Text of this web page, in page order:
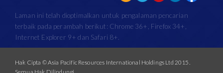
Laman ini telah dioptimalkan untuk pengalaman pencarian
terbaik pada perambah berikut: Chrome 36+, Firefox 34+,
Internet Explorer 9+ dan Safari 8+.
Hak Cipta © Asia Pacific Resources International Holdings Ltd 2015.